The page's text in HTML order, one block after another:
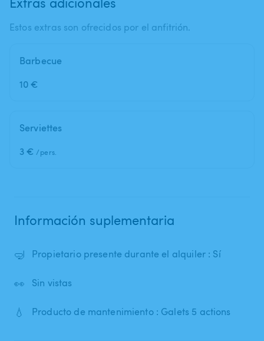
Estos extras son ofrecidos por el anfitrión.
Barbecue
10 €
Serviettes
3 € /pers.
Información suplementaria
🤿 Propietario presente durante el alquiler : Sí
👀 Sin vistas
💧 Producto de mantenimiento : Galets 5 actions